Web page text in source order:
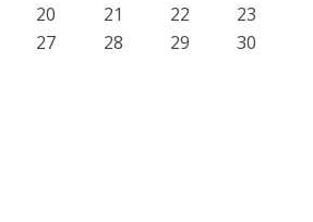
20 21 22
23
27 28 29
30